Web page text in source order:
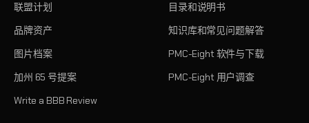
联盟计划
品牌资产
图片档案
加州 65 号提案
Write a BBB Review
目录和说明书
知识库和常见问题解答
PMC-Eight 软件与下载
PMC-Eight 用户调查